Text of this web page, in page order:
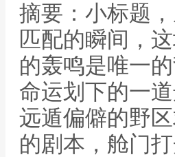
摘要：小标题
匹配的瞬间，
的轰鸣是唯一
命运划下的一
远遁偏僻的野
的剧本，舱门